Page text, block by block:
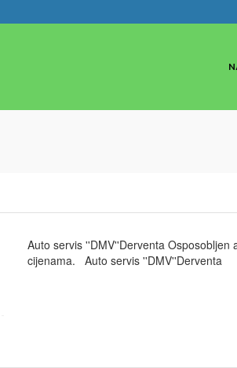
Auto servis ''DMV''Derventa
cijenama. Auto servis ''DMV''Derventa